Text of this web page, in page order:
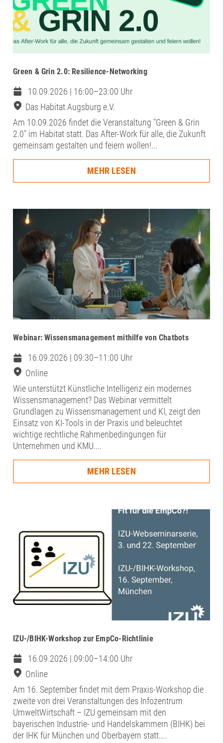
Green & Grin 2.0: Resilience-Networking
10.09.2026 | 16:00–23:00 Uhr
Das Habitat Augsburg e.V.
Am 10.09.2026 findet die Veranstaltung "Green & Grin
2.0" im Habitat statt. Das After-Work für alle, die Zukunft
gemeinsam gestalten und feiern wollen!...
MEHR LESEN
Webinar: Wissensmanagement mithilfe von Chatbots
16.09.2026 | 09:30–11:00 Uhr
Online
Wie unterstützt Künstliche Intelligenz ein modernes
Wissensmanagement? Das Webinar vermittelt
Grundlagen zu Wissensmanagement und KI, zeigt den
Einsatz von KI-Tools in der Praxis und beleuchtet
wichtige rechtliche Rahmenbedingungen für
Unternehmen und KMU....
MEHR LESEN
IZU-/BIHK-Workshop zur EmpCo-Richtlinie
16.09.2026 | 09:00–14:00 Uhr
Online
Am 16. September findet mit dem Praxis-Workshop die
zweite von drei Veranstaltungen des Infozentrum
UmweltWirtschaft – IZU gemeinsam mit den
bayerischen Industrie- und Handelskammern (BIHK) bei
der IHK für München und Oberbayern statt....